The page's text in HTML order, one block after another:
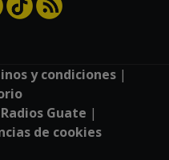
y condiciones|
Radios Guate |
de cookies